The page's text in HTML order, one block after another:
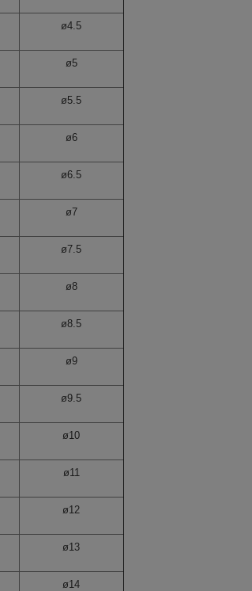
ø4.5
ø5
ø5.5
ø6
ø6.5
ø7
ø7.5
ø8
ø8.5
ø9
ø9.5
ø10
ø11
ø12
ø13
ø14